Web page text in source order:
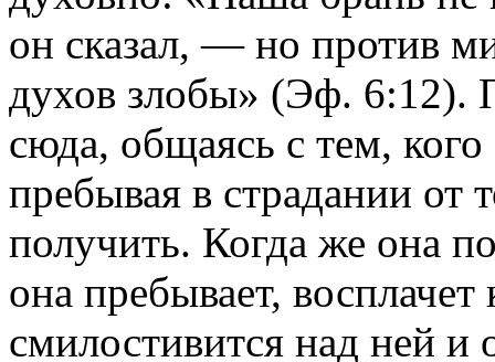
он сказал, — но против
духов злобы» (Эф. 6:12).
сюда, общаясь с тем, кого
пребывая в страдании от
получить. Когда же она
она пребывает,
смилостивится над ней и